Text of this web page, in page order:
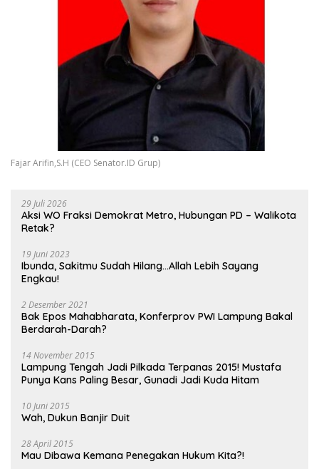
Fajar Arifin,S.H (CEO Senator.ID Grup)
29 Juli 2026
Aksi WO Fraksi Demokrat Metro, Hubungan PD – Walikota
Retak?
19 Juni 2023
Ibunda, Sakitmu Sudah Hilang…Allah Lebih Sayang
Engkau!
2 Desember 2021
Bak Epos Mahabharata, Konferprov PWI Lampung Bakal
Berdarah-Darah?
14 November 2015
Lampung Tengah Jadi Pilkada Terpanas 2015! Mustafa
Punya Kans Paling Besar, Gunadi Jadi Kuda Hitam
10 Juni 2015
Wah, Dukun Banjir Duit
28 April 2015
Mau Dibawa Kemana Penegakan Hukum Kita?!